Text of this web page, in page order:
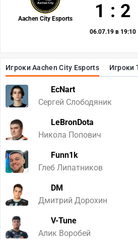
Игроки Aachen City Esports Игроки
EcNart
Сергей Слободяник
LeBronDota
Никола Попович
Funn1k
Глеб Липатников
DM
Дмитрий Дорохин
V-Tune
Алик Воробей
Aachen City Esports 1 : 2
06.07.19 в 19:10